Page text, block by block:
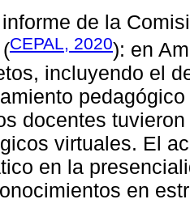
de la
CEPAL, 2020): en
incluyendo el
docentes
virtuales. El
en la
en